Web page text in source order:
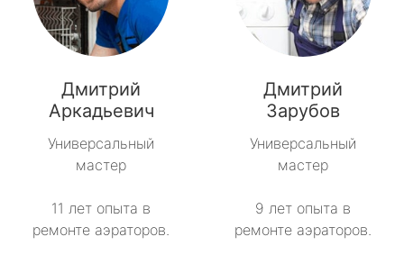
Дмитрий
Аркадьевич
Универсальный
мастер
11 лет опыта в
ремонте аэраторов.
Дмитрий
Зарубов
Универсальный
мастер
9 лет опыта в
ремонте аэраторов.